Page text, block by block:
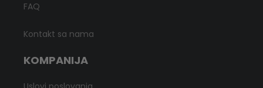
FAQ
Kontakt sa nama
KOMPANIJA